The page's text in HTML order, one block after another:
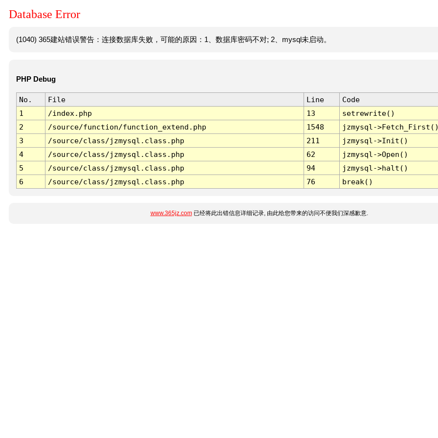
Database Error
(1040) 365建站错误警告：连接数据库失败，可能的原因：1、数据库密码不对; 2、mysql未启动。
PHP Debug
No. File Line
Code
1
/index.php 13
setrewrite()
2
/source/function/function_extend.php 1548
jzmysql-
3
/source/class/jzmysql.class.php 211
jzmysql->Init()
4
/source/class/jzmysql.class.php 62
jzmysql->Open()
5
/source/class/jzmysql.class.php 94
jzmysql->halt()
6
/source/class/jzmysql.class.php 76 break()
www.365jz.com已经将此出错信息详细记录, 由此给您带来的访问不便我们深感歉意.